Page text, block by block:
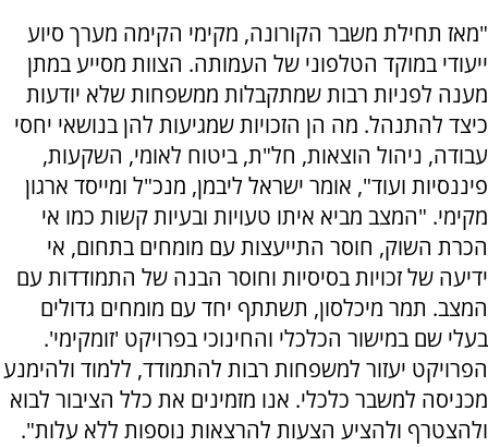
"מאז תחילת משבר הקורונה, מקימי הקימה מערך סיוע
ייעודי במוקד הטלפוני של העמותה. הצוות מסייע במתן
מענה לפניות רבות שמתקבלות ממשפחות שלא יודעות
כיצד להתנהל. מה הן הזכויות שמגיעות להן בנושאי יחסי
עבודה, ניהול הוצאות, חל"ת, ביטוח לאומי, השקעות,
פיננסיות ועוד", אומר ישראל ליבמן, מנכ"ל ומייסד ארגון
מקימי. "המצב מביא איתו טעויות ובעיות קשות כמו אי
הכרת השוק, חוסר התייעצות עם מומחים בתחום, אי
ידיעה של זכויות בסיסיות וחוסר הבנה של התמודדות עם
המצב. תמר מיכלסון, תשתתף יחד עם מומחים גדולים
בעלי שם במישור הכלכלי והחינוכי בפרויקט 'זומקימי'.
הפרויקט יעזור למשפחות רבות להתמודד, ללמוד ולהימנע
מכניסה למשבר כלכלי. אנו מזמינים את כלל הציבור לבוא
ולהצטרף ולהציע הצעות להרצאות נוספות ללא עלות".